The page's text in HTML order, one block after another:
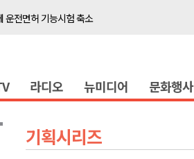
릴레이' 경제살리기 추진
지노 "복합리조트로 진화 중"
보증 2차 지원사업 시행
시설물 정밀 안전 진단
라디오 뉴미디어 문화행사
기획시리즈